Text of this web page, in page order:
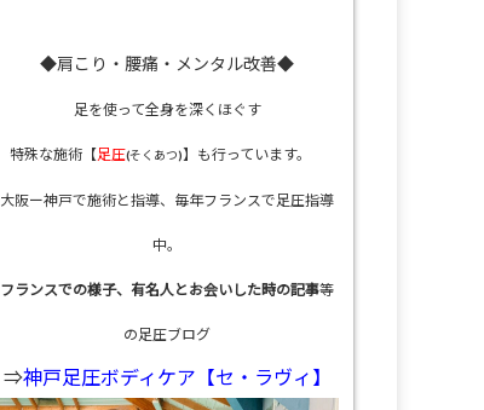
◆肩こり・腰痛・メンタル改善◆
足を使って全身を深くほぐす
特殊な施術【足圧(そくあつ)】も行っています。
大阪ー神戸で施術と指導、 毎年フランスで足圧指導
中。
フランスでの様子、有名人とお会いした時の記事等
の足圧ブログ
⇒神戸足圧ボディケア【セ・ラヴィ】